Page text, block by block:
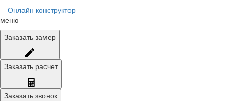
Онлайн конструктор
меню
Заказать замер
Заказать расчет
Заказать звонок